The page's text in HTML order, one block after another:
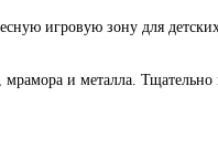
игровую зону для
и металла.